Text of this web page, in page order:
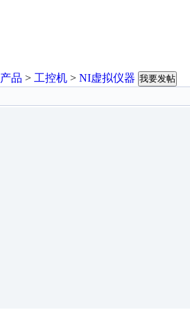
产品 > 工控机 > NI虚拟仪器 我要发帖